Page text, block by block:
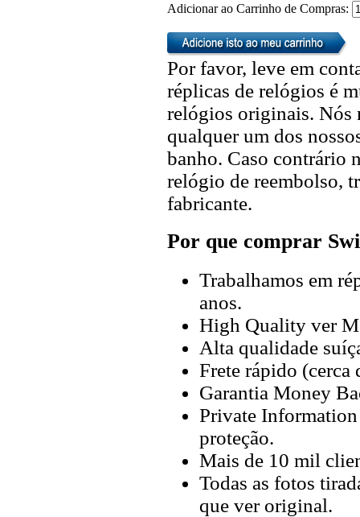
Adicionar ao Carrinho de Compras:
Por favor, leve em
réplicas de relógios é
relógios originais. Nós
qualquer um dos
banho. Caso contrário
relógio de reembolso,
fabricante.
Por que comprar
Trabalhamos em
anos.
High Quality ver
Alta qualidade
Frete rápido (cerca
Garantia Money
Private
proteção.
Mais de 10 mil
Todas as fotos
que ver original.